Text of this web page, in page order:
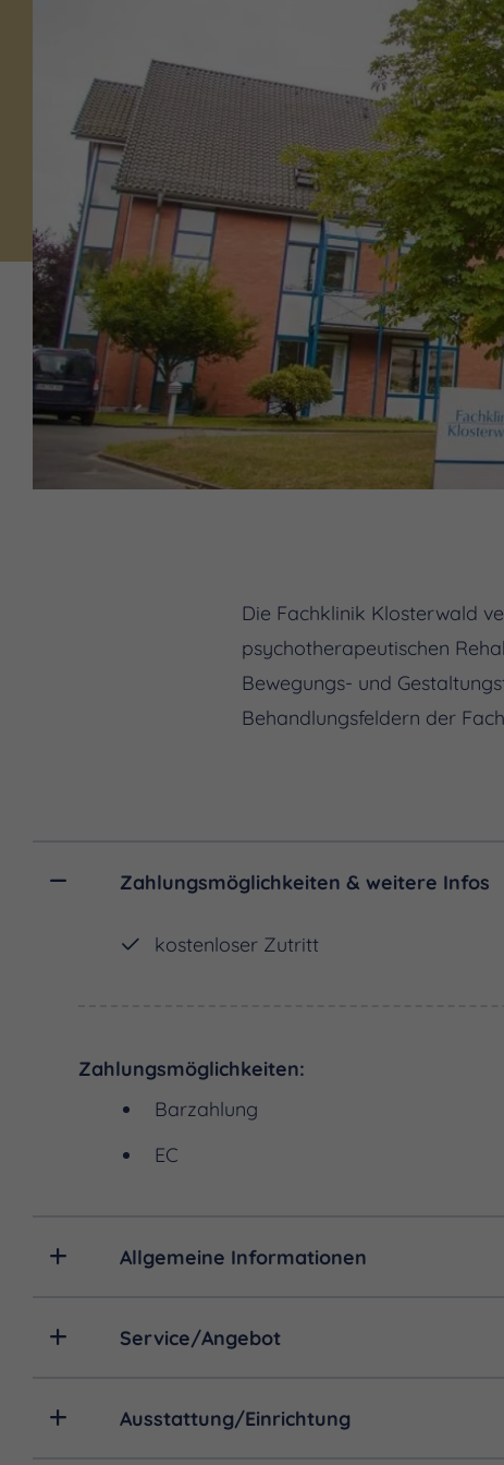
Die Fachklinik Klosterwald
psychotherapeutischen
Bewegungs- und
Behandlungsfeldern der
Zahlungsmöglichkeiten & weitere Infos
kostenloser Zutritt
Zahlungsmöglichkeiten:
Barzahlung
EC
Allgemeine Informationen
Service/Angebot
Ausstattung/Einrichtung